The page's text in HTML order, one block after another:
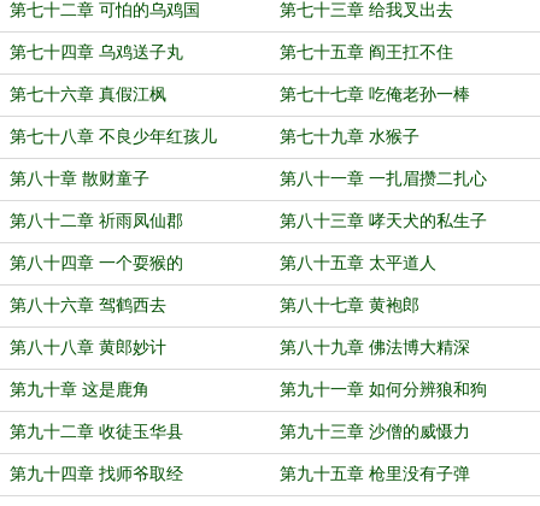
第七十二章 可怕的乌鸡国 第七十三章 给我叉出去
第七十四章 乌鸡送子丸 第七十五章 阎王扛不住
第七十六章 真假江枫 第七十七章 吃俺老孙一棒
第七十八章 不良少年红孩儿 第七十九章 水猴子
第八十章 散财童子 第八十一章 一扎眉攒二扎心
第八十二章 祈雨凤仙郡 第八十三章 哮天犬的私生子
第八十四章 一个耍猴的 第八十五章 太平道人
第八十六章 驾鹤西去 第八十七章 黄袍郎
第八十八章 黄郎妙计 第八十九章 佛法博大精深
第九十章 这是鹿角 第九十一章 如何分辨狼和狗
第九十二章 收徒玉华县 第九十三章 沙僧的威慑力
第九十四章 找师爷取经 第九十五章 枪里没有子弹